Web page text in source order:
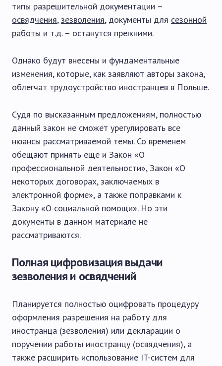
типы разрешительной документации –
освядчения,зезволения, документы для сезонной
работы и т.д. – останутся прежними.
Однако будут внесены и фундаментальные
изменения, которые, как заявляют авторы закона,
облегчат трудоустройство иностранцев в Польше.
Судя по высказанным предложениям, полностью
данный закон не сможет урегулировать все
нюансы рассматриваемой темы. Со временем
обещают принять еще и Закон «О
профессиональной деятельности», Закон «О
некоторых договорах, заключаемых в
электронной форме», а также поправками к
Закону «О социальной помощи». Но эти
документы в данном материале не
рассматриваются.
Полная цифровизация выдачи
зезволения и освядчений
Планируется полностью оцифровать процедуру
оформления разрешения на работу для
иностранца (зезволения) или декларации о
поручении работы иностранцу (освядчения), а
также расширить использование IT-систем для